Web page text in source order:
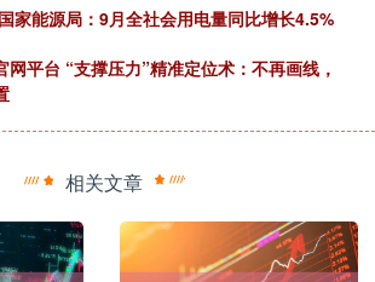
家能源局：9月全社会用电量同比增长4.5%
网平台 “支撑压力”精准定位术：不再画线，
相关文章